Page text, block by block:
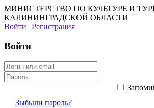
МИНИСТЕРСТВО ПО КУЛЬТУРЕ И
КАЛИНИНГРАДСКОЙ ОБЛАСТИ
Войти | Регистрация
Войти
Зыбыли пароль?